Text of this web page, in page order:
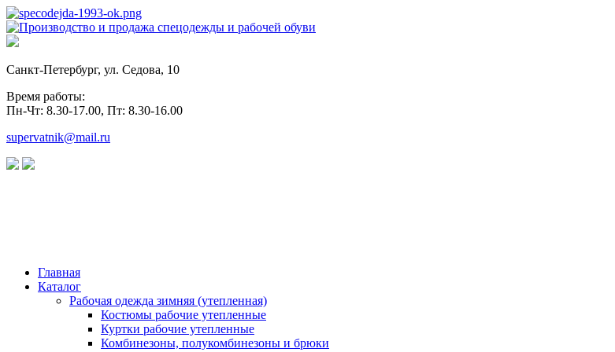
Санкт-Петербург, ул. Седова, 10
Время работы:
Пн-Чт: 8.30-17.00, Пт: 8.30-16.00
supervatnik@mail.ru
Главная
Каталог
Рабочая одежда зимняя (утепленная)
Костюмы рабочие утепленные
Куртки рабочие утепленные
Комбинезоны, полукомбинезоны и брюки